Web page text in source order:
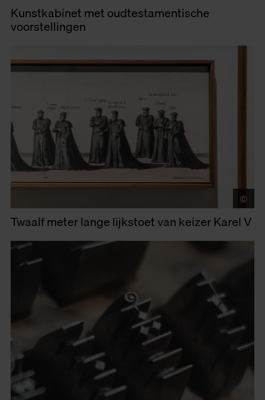
Kunstkabinet met oudtestamentische
voorstellingen
©
Twaalf meter lange lijkstoet van keizer Karel V